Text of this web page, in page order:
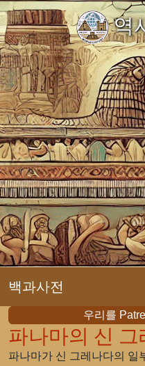
역
백과사전
우리를
파나마의 신 그
파나마가 신 그레나다의 일